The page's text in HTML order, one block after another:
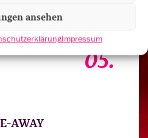
ansehen
Impressum
05.
AWAY